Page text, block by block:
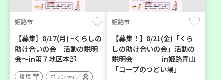
姫路市
【募集】8/17(月) ~くらしの
助け合いの会 活動の説明
会～in第７地区本部
環境 ボランティア
姫路市
【募集！】8/21(金)「くら
しの助け合いの会」活動の
説明会 in姫路青山
「コープのつどい場」